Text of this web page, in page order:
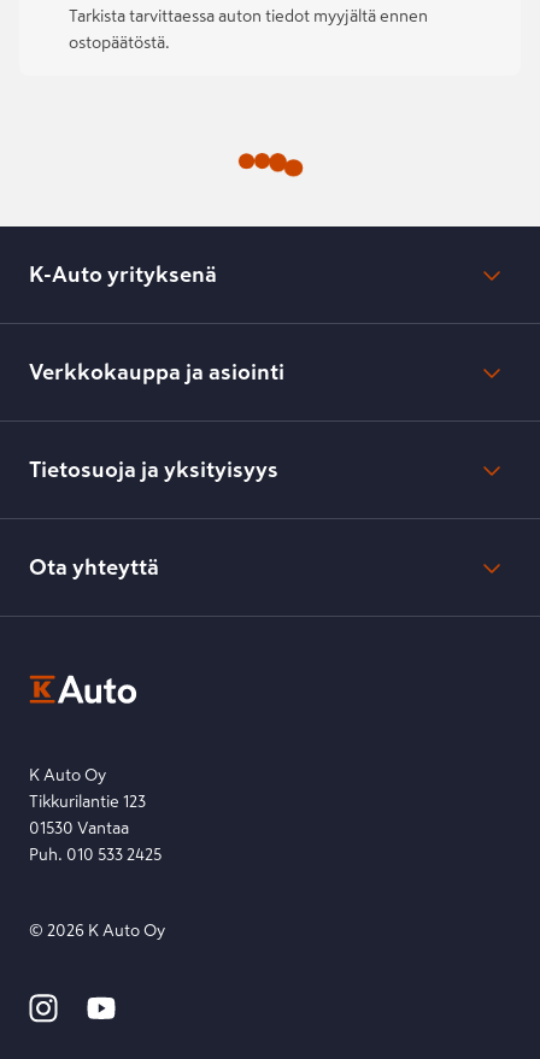
Tarkista tarvittaessa auton tiedot myyjältä ennen
ostopäätöstä.
K-Auto yrityksenä
Lehdistötiedotteet
Toimipisteiden yhteystiedot
Verkkokauppa ja asiointi
Toimitustavat ja -kulut
Verkkokaupan peruuttamisilmoitus
Saavutettavuus
Tietosuoja ja yksityisyys
Kesko-konsernin verkkoselailurekisteri
K-Ryhmän evästekäytännöt
Ota yhteyttä
Etsi toimipiste
K Auto Oy
Tikkurilantie 123
01530 Vantaa
Puh. 010 533 2425
© 2026 K Auto Oy